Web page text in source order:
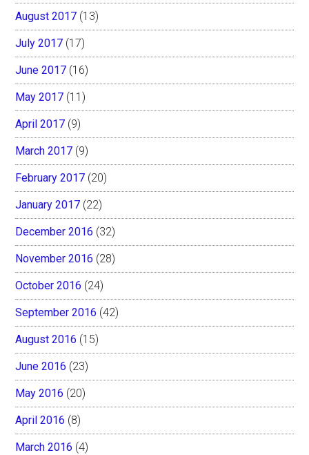
August 2017 (13)
July 2017 (17)
June 2017 (16)
May 2017 (11)
April 2017 (9)
March 2017 (9)
February 2017 (20)
January 2017 (22)
December 2016 (32)
November 2016 (28)
October 2016 (24)
September 2016 (42)
August 2016 (15)
June 2016 (23)
May 2016 (20)
April 2016 (8)
March 2016 (4)